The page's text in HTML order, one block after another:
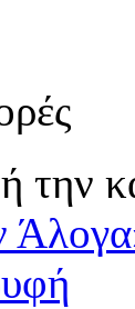
την